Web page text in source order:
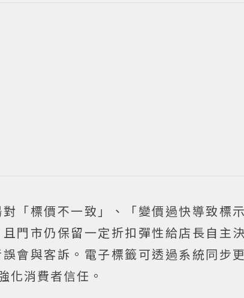
「標價不一致」、「變價過快導致標
門市仍保留一定折扣彈性給店長自主
會與客訴。電子標籤可透過系統同步
化消費者信任。